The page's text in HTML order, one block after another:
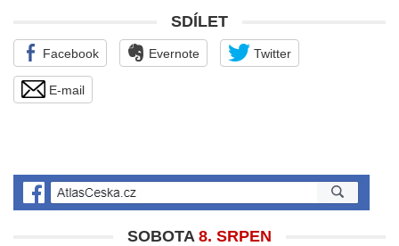
SDÍLET
Facebook Evernote Twitter
E-mail
SOBOTA 8. SRPEN